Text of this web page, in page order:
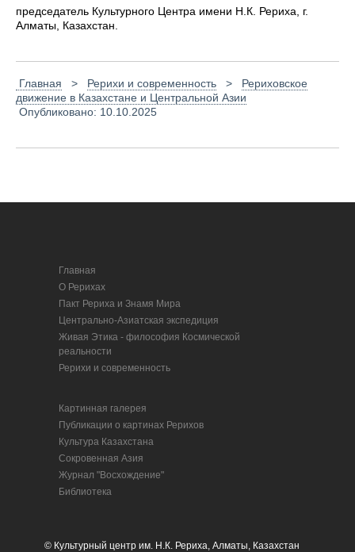
председатель Культурного Центра имени Н.К. Рериха, г.
Алматы, Казахстан.
Главная > Рерихи и современность > Рериховское
движение в Казахстане и Центральной Азии
Опубликовано: 10.10.2025
Главная
О Рерихах
Пакт Рериха и Знамя Мира
Центрально-Азиатская экспедиция
Живая Этика - философия Космической
реальности
Рерихи и современность
Картинная галерея
Публикации о картинах Рерихов
Культура Казахстана
Сокровенная Азия
Журнал "Восхождение"
Библиотека
© Культурный центр им. Н.К. Рериха, Алматы, Казахстан